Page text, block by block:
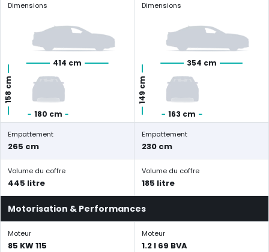
Dimensions
414 cm
180 cm
158 cm
Dimensions
354 cm
163 cm
149 cm
Empattement
265 cm
Empattement
230 cm
Volume du coffre
445 litre
Volume du coffre
185 litre
Motorisation & Performances
Moteur
85 KW 115
Moteur
1.2 l 69 BVA